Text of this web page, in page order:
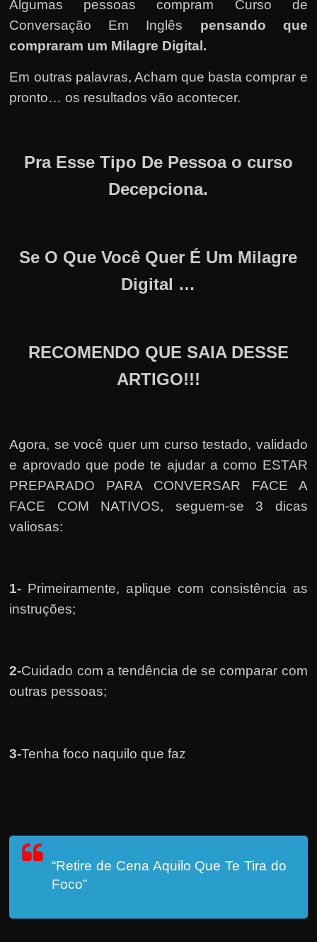
Algumas pessoas compram Curso de
Conversação Em Inglês pensando que
compraram um Milagre Digital.
Em outras palavras, Acham que basta comprar e
pronto… os resultados vão acontecer.
Pra Esse Tipo De Pessoa o curso
Decepciona.
Se O Que Você Quer É Um Milagre
Digital …
RECOMENDO QUE SAIA DESSE
ARTIGO!!!
Agora, se você quer um curso testado, validado
e aprovado que pode te ajudar a como ESTAR
PREPARADO PARA CONVERSAR FACE A
FACE COM NATIVOS, seguem-se 3 dicas
valiosas:
1- Primeiramente, aplique com consistência as
instruções;
2-Cuidado com a tendência de se comparar com
outras pessoas;
3-Tenha foco naquilo que faz
“Retire de Cena Aquilo Que Te Tira do
Foco”